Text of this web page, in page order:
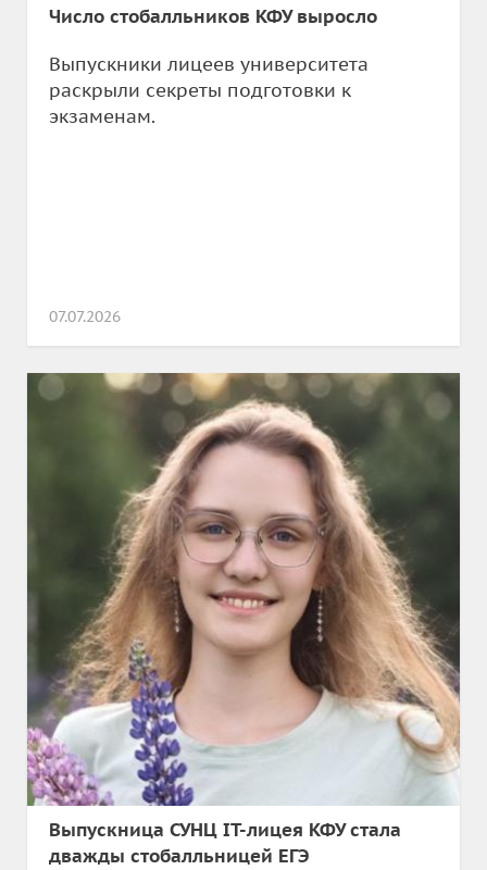
Число стобалльников КФУ выросло
Выпускники лицеев университета
раскрыли секреты подготовки к
экзаменам.
07.07.2026
Выпускница СУНЦ IT-лицея КФУ стала
дважды стобалльницей ЕГЭ